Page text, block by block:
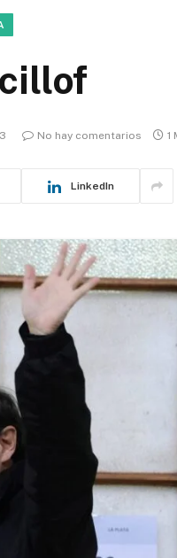
No hay comentarios 1
LinkedIn